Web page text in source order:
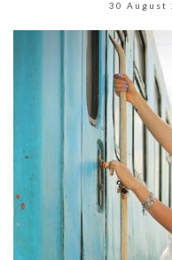
30 August